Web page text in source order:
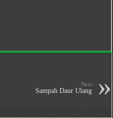
Next
Sampah Daur Ulang